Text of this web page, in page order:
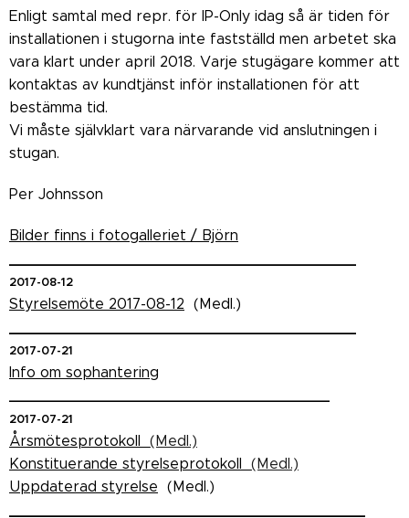
Enligt samtal med repr. för IP-Only idag så är tiden för
installationen i stugorna inte fastställd men arbetet ska
vara klart under april 2018. Varje stugägare kommer att
kontaktas av kundtjänst inför installationen för att
bestämma tid.
Vi måste självklart vara närvarande vid anslutningen i
stugan.
Per Johnsson
Bilder finns i fotogalleriet / Björn
2017-08-12
Styrelsemöte 2017-08-12 (Medl.)
2017-07-21
Info om sophantering
2017-07-21
Årsmötesprotokoll (Medl.)
Konstituerande styrelseprotokoll (Medl.)
Uppdaterad styrelse (Medl.)